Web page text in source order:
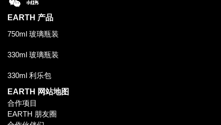
EARTH 产品
750ml 玻璃瓶装
330ml 玻璃瓶装
330ml 利乐包
EARTH 网站地图
合作项目
EARTH 朋友圈